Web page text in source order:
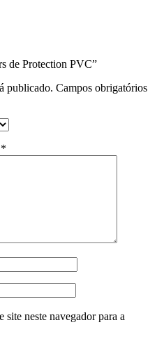
de Protection PVC”
publicado. Campos obrigatórios
*
neste navegador para a